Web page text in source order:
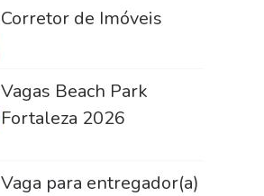
Corretor de Imóveis
Vagas Beach Park
Fortaleza 2026
Vaga para entregador(a)